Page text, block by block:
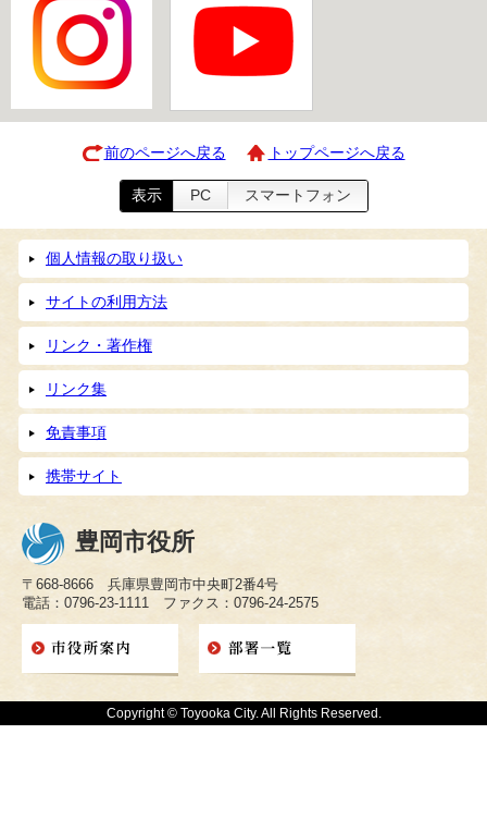
前のページへ戻る トップページへ戻る
表示 PC スマートフォン
個人情報の取り扱い
サイトの利用方法
リンク・著作権
リンク集
免責事項
携帯サイト
豊岡市役所
〒668-8666 兵庫県豊岡市中央町2番4号
電話：0796-23-1111 ファクス：0796-24-2575
Copyright © Toyooka City. All Rights Reserved.